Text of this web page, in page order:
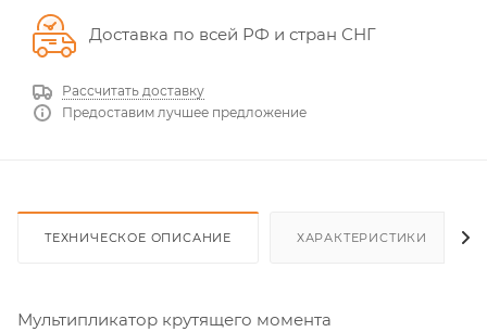
Доставка по всей РФ и стран СНГ
Рассчитать доставку
Предоставим лучшее предложение
ТЕХНИЧЕСКОЕ ОПИСАНИЕ ХАРАКТЕРИСТИКИ
Мультипликатор крутящего момента